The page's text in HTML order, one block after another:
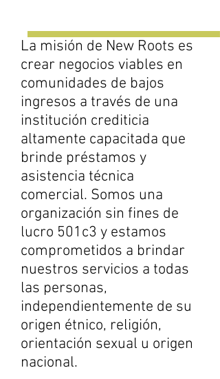
La misión de New Roots es
crear negocios viables en
comunidades de bajos
ingresos a través de una
institución crediticia
altamente capacitada que
brinde préstamos y
asistencia técnica
comercial. Somos una
organización sin fines de
lucro 501c3 y estamos
comprometidos a brindar
nuestros servicios a todas
las personas,
independientemente de su
origen étnico, religión,
orientación sexual u origen
nacional.